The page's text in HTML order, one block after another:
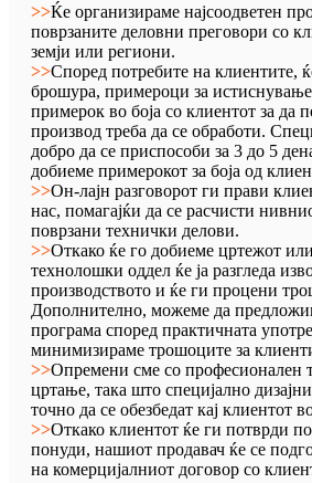
>>Ќе организираме најсоодветен
поврзаните деловни преговори со
земји или региони.
>>Според потребите на клиентите,
брошура, примероци за
примерок во боја со клиентот за да
производ треба да се обработи.
добро да се приспособи за 3 до 5
добиеме примерокот за боја од
>>Он-лајн разговорот ги прави
нас, помагајќи да се расчисти
поврзани технички делови.
>>Откако ќе го добиеме цртежот
технолошки оддел ќе ја разгледа
производството и ќе ги процени
Дополнително, можеме да
програма според практичната
минимизираме трошоците за
>>Опремени сме со професионален
цртање, така што специјално
точно да се обезбедат кај клиентот
>>Откако клиентот ќе ги потврди
понуди, нашиот продавач ќе се
на комерцијалниот договор со